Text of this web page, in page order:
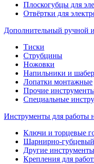
Плоскогубцы для
Отвёртки для
Дополнительный ручной
Тиски
Струбцины
Ножовки
Напильники и
Лопатки монтажные
Прочие
Специальные
Инструменты для работы
Ключи и торцевые
Шарнирно-губцевый
Другие
Крепления для